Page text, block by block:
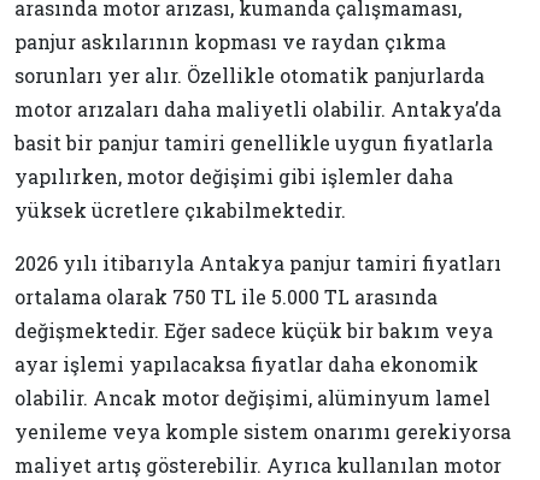
arasında motor arızası, kumanda çalışmaması,
panjur askılarının kopması ve raydan çıkma
sorunları yer alır. Özellikle otomatik panjurlarda
motor arızaları daha maliyetli olabilir. Antakya’da
basit bir panjur tamiri genellikle uygun fiyatlarla
yapılırken, motor değişimi gibi işlemler daha
yüksek ücretlere çıkabilmektedir.
2026 yılı itibarıyla Antakya panjur tamiri fiyatları
ortalama olarak 750 TL ile 5.000 TL arasında
değişmektedir. Eğer sadece küçük bir bakım veya
ayar işlemi yapılacaksa fiyatlar daha ekonomik
olabilir. Ancak motor değişimi, alüminyum lamel
yenileme veya komple sistem onarımı gerekiyorsa
maliyet artış gösterebilir. Ayrıca kullanılan motor